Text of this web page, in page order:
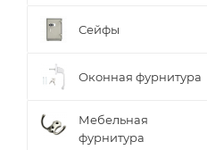
Сейфы
Оконная фурнитура
Мебельная
фурнитура